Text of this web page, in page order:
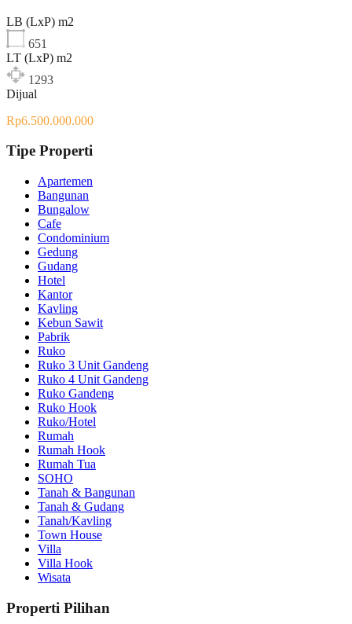
LB (LxP) m2
651
LT (LxP) m2
1293
Dijual
Rp6.500.000.000
Tipe Properti
Apartemen
Bangunan
Bungalow
Cafe
Condominium
Gedung
Gudang
Hotel
Kantor
Kavling
Kebun Sawit
Pabrik
Ruko
Ruko 3 Unit Gandeng
Ruko 4 Unit Gandeng
Ruko Gandeng
Ruko Hook
Ruko/Hotel
Rumah
Rumah Hook
Rumah Tua
SOHO
Tanah & Bangunan
Tanah & Gudang
Tanah/Kavling
Town House
Villa
Villa Hook
Wisata
Properti Pilihan